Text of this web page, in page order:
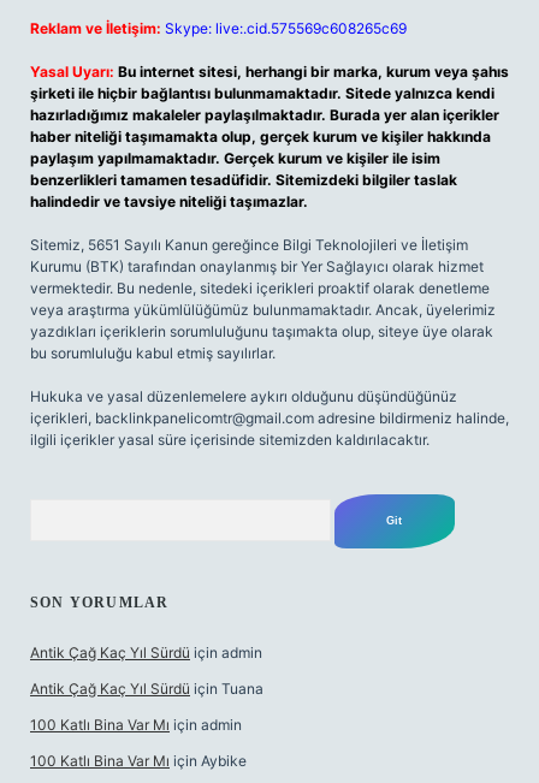
Reklam ve İletişim: Skype: live:.cid.575569c608265c69
Yasal Uyarı: Bu internet sitesi, herhangi bir marka, kurum veya şahıs
şirketi ile hiçbir bağlantısı bulunmamaktadır. Sitede yalnızca kendi
hazırladığımız makaleler paylaşılmaktadır. Burada yer alan içerikler
haber niteliği taşımamakta olup, gerçek kurum ve kişiler hakkında
paylaşım yapılmamaktadır. Gerçek kurum ve kişiler ile isim
benzerlikleri tamamen tesadüfidir. Sitemizdeki bilgiler taslak
halindedir ve tavsiye niteliği taşımazlar.
Sitemiz, 5651 Sayılı Kanun gereğince Bilgi Teknolojileri ve İletişim
Kurumu (BTK) tarafından onaylanmış bir Yer Sağlayıcı olarak hizmet
vermektedir. Bu nedenle, sitedeki içerikleri proaktif olarak denetleme
veya araştırma yükümlülüğümüz bulunmamaktadır. Ancak, üyelerimiz
yazdıkları içeriklerin sorumluluğunu taşımakta olup, siteye üye olarak
bu sorumluluğu kabul etmiş sayılırlar.
Hukuka ve yasal düzenlemelere aykırı olduğunu düşündüğünüz
içerikleri, backlinkpanelicomtr@gmail.com adresine bildirmeniz halinde,
ilgili içerikler yasal süre içerisinde sitemizden kaldırılacaktır.
SON YORUMLAR
Antik Çağ Kaç Yıl Sürdü için admin
Antik Çağ Kaç Yıl Sürdü için Tuana
100 Katlı Bina Var Mı için admin
100 Katlı Bina Var Mı için Aybike